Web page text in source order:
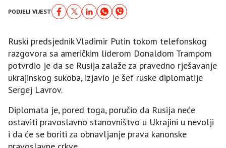
PODJELI VIJEST
Ruski predsjednik Vladimir Putin tokom telefonskog
razgovora sa američkim liderom Donaldom Trampom
potvrdio je da se Rusija zalaže za pravedno rješavanje
ukrajinskog sukoba, izjavio je šef ruske diplomatije
Sergej Lavrov.
Diplomata je, pored toga, poručio da Rusija neće
ostaviti pravoslavno stanovništvo u Ukrajini u nevolji
i da će se boriti za obnavljanje prava kanonske